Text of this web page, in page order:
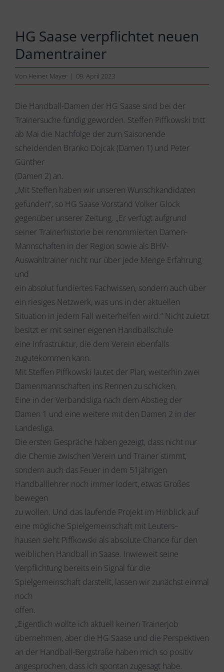
HG Saase verpflichtet neuen
Damentrainer
Von Heiner Mayer | 09. April 2023
Die Handball-Damen der HG Saase sind bei der
Trainersuche fündig geworden. Steffen Piffkowski tritt
ab Mai die Nachfolge der zum Saisonende
scheidenden Branko Dojcak (Damen 1) und Peter
Günther
(Damen 2) an.
„Mit Steffen haben wir unseren Wunschkandidaten
gefunden“, so HG Saase Vorstand Volker Glock
gegenüber unserer Zeitung. „Er verfügt aufgrund
seiner Trainerhistorie bei renommierten Damen-
Mannschaften in der Region sowie als BHV-
Auswahltrainer nicht nur über jede Menge Erfahrung
und
ein absolut fundiertes Fachwissen, sondern auch über
ein riesiges Netzwerk, was uns in der aktuellen
Situation in jedem Fall weiterhelfen wird.“ Nicht zuletzt
besitzt er mit seiner eigenen Handballschule
eine Infrastruktur, die dem Verein ebenfalls
zugutekommen kann.
Mit Steffen Piffkowski lautet der Plan, weiterhin zwei
Damenmannschaften ins Rennen zu schicken.
Eine in der Verbandsliga nach dem Abstieg der
Damen 1 und eine weitere mit den Damen 2 in der
Landesliga.
Die ersten Gespräche haben gezeigt, dass nicht nur
die Chemie zwischen Verein und Trainer stimmt,
sondern auch das Feuer in dem 51jährigen
Handballlehrer noch immer lodert, etwas Großes
bewegen
zu wollen. Und das laufende Projekt im Hinblick auf
eine mögliche Spielgemeinschaft mit Leuters–
hausen sieht Piffkowski als absolute Chance für den
weiblichen Handball in Saase. Inwieweit seine
Verpflichtung bereits ein Signal für die
Spielgemeinschaft darstellt, lassen wir zunächst einmal
noch
offen.
„Eigentlich wollte ich aktuell keinen Trainerjob
übernehmen, aber die HG Saase und die Perspektiven
an der Handball-Bergstraße haben mich so positiv
angesprochen, dass ich spontan zugesagt habe.